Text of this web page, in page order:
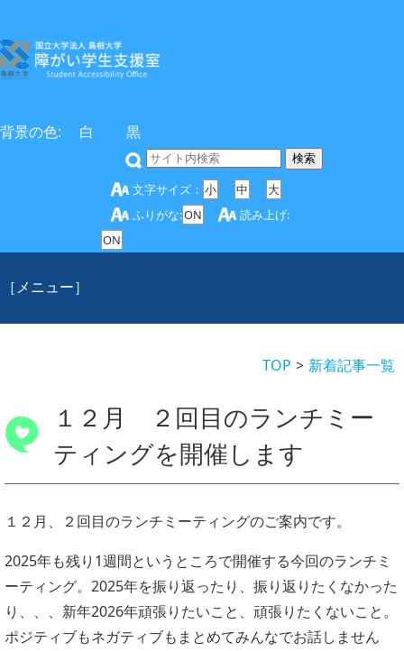
背景の色: 白 黒
文字サイズ： 小 中
大
ふりがな:ON
読み上げ:
ON
［メニュー］
TOP 新着記事一覧
１２月 ２回目のランチミー
ティングを開催します
１２月、２回目のランチミーティングのご案内です。
2025年も残り1週間というところで開催する今回のランチミ
ーティング。2025年を振り返ったり、振り返りたくなかった
り、、、新年2026年頑張りたいこと、頑張りたくないこと。
ポジティブもネガティブもまとめてみんなでお話しません